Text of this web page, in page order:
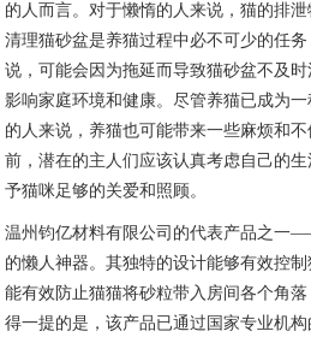
的人而言。对于懒惰的人来说，猫的排泄
清理猫砂盆是养猫过程中必不可少的任
说，可能会因为拖延而导致猫砂盆不及
影响家庭环境和健康。尽管养猫已成为
的人来说，养猫也可能带来一些麻烦和
前，潜在的主人们应该认真考虑自己的
予猫咪足够的关爱和照顾。
温州钧亿材料有限公司的代表产品之一
的懒人神器。其独特的设计能够有效控
能有效防止猫猫将砂粒带入房间各个角
得一提的是，该产品已通过国家专业机